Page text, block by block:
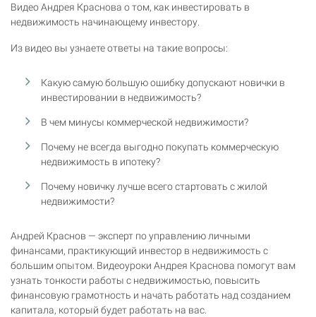
Видео Андрея Краснова о том, как инвестировать в
недвижимость начинающему инвестору.
Из видео вы узнаете ответы на такие вопросы:
Какую самую большую ошибку допускают новички в
инвестировании в недвижимость?
В чем минусы коммерческой недвижимости?
Почему не всегда выгодно покупать коммерческую
недвижимость в ипотеку?
Почему новичку лучше всего стартовать с жилой
недвижимости?
Андрей Краснов — эксперт по управлению личными
финансами, практикующий инвестор в недвижимость с
большим опытом. Видеоуроки Андрея Краснова помогут вам
узнать тонкости работы с недвижимостью, повысить
финансовую грамотность и начать работать над созданием
капитала, который будет работать на вас.